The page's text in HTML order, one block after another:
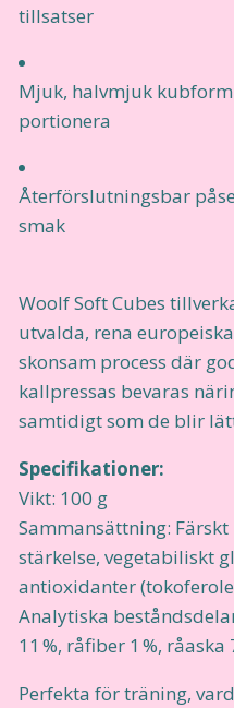
tillsatser
Mjuk, halvmjuk
portionera
Återförslutningsbar
smak
Woolf Soft Cubes
utvalda, rena
skonsam process där
kallpressas bevaras
samtidigt som de blir
Specifikationer:
Vikt: 100 g
Sammansättning:
stärkelse, vegetabiliskt
antioxidanter
Analytiska
11 %, råfiber 1 %, råaska
Perfekta för träning,